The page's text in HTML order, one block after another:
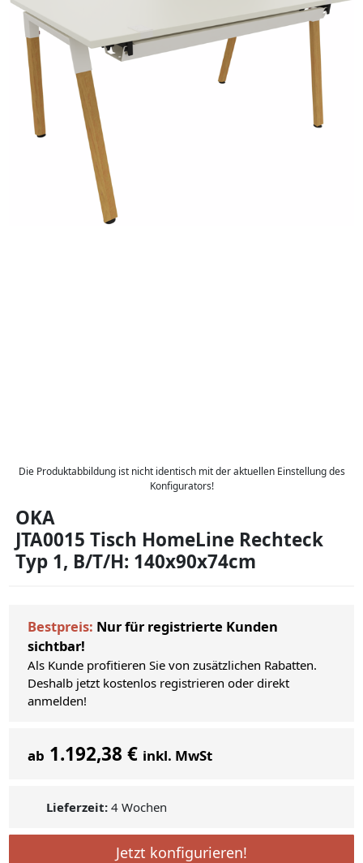
Die Produktabbildung ist nicht identisch mit der aktuellen Einstellung des
Konfigurators!
OKA
JTA0015 Tisch HomeLine Rechteck
Typ 1, B/T/H: 140x90x74cm
Bestpreis: Nur für registrierte Kunden
sichtbar!
Als Kunde profitieren Sie von zusätzlichen Rabatten.
Deshalb jetzt kostenlos registrieren oder direkt
anmelden!
ab 1.192,38 € inkl. MwSt
Lieferzeit: 4 Wochen
Jetzt konfigurieren!